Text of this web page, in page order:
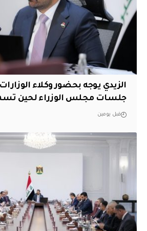
الزيدي يوجه بحضور وكلاء
جلسات مجلس الوزراء لحين
قبل يومين